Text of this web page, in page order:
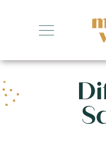
+
+
+
+